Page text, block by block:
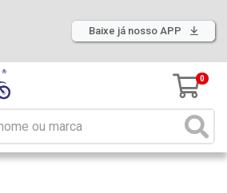
Baixe já nosso APP
0